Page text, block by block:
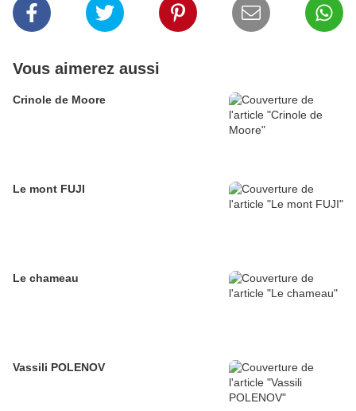
Vous aimerez aussi
Crinole de Moore
Le mont FUJI
Le chameau
Vassili POLENOV